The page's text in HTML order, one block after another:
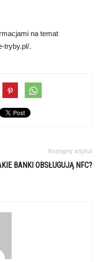
na temat
tryby.pl/.
Następny artykuł
BANKI OBSŁUGUJĄ NFC?